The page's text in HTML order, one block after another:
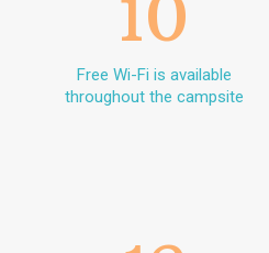
10
Free Wi-Fi is available
throughout the campsite